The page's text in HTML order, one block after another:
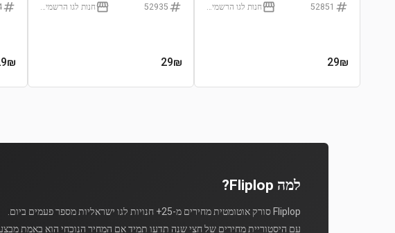
52851
29₪
52935
29₪
₪
למה Fliplop?
Fliplop סורק אוטומטית מחירים מ-25+ חנויות לגו ישראליות מספר פעמים ביום.
עם היסטוריית מחירים של חצי שנה תדעו תמיד אם המחיר הנוכחי הוא באמת